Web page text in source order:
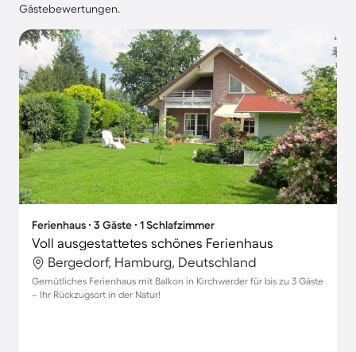
Gästebewertungen.
Ferienhaus ∙ 3 Gäste ∙ 1 Schlafzimmer
Voll ausgestattetes schönes Ferienhaus
Bergedorf, Hamburg, Deutschland
Gemütliches Ferienhaus mit Balkon in Kirchwerder für bis zu 3 Gäste
– Ihr Rückzugsort in der Natur!